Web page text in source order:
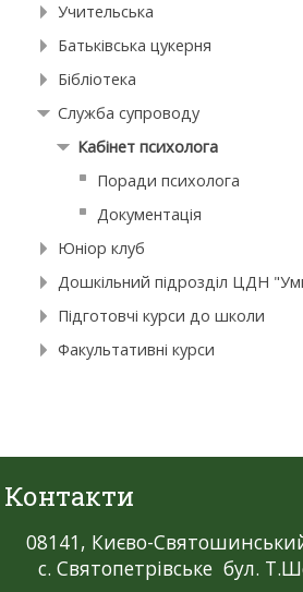
Учительська
Батьківська цукерня
Бібліотека
Служба супроводу
Кабінет психолога
Поради психолога
Документація
Юніор клуб
Дошкільний підрозділ ЦДН
Підготовчі курси до школи
Факультативні курси
Контакти
08141, Києво-
с. Святопетрівське бул.